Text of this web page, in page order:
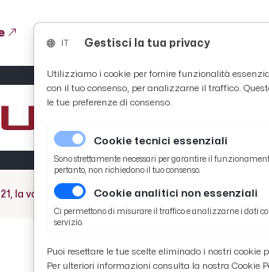
la voce del siciliano Cubeda (terzo nella classifica
Gestisci la tua privacy
Utilizziamo i cookie per fornire funzionalità
con il tuo consenso, per analizzarne il traffico.
le tue preferenze di consenso.
Cookie tecnici essenziali
Sono strettamente necessari per garantire il
pertanto, non richiedono il tuo consenso.
Cookie analitici non essenziali
Ci permettono di misurare il traffico e analizzarne i dati
servizio.
Puoi resettare le tue scelte eliminado i nostri cookie
Per ulteriori informazioni consulta la nostra Cookie